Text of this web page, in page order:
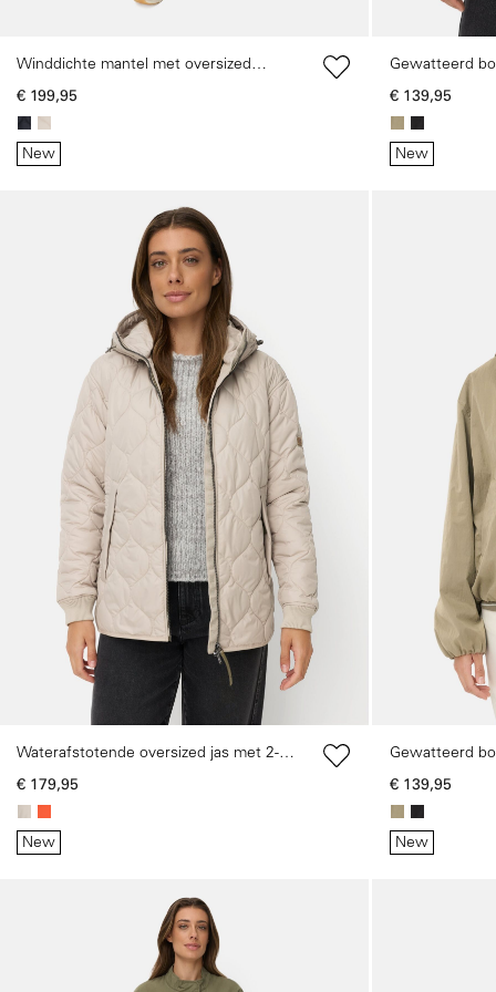
Winddichte mantel met oversized
pasvorm
€ 199,95
New
Gewatteerd
pasvorm
€ 139,95
New
Waterafstotende oversized jas met 2-
wegs ritssluiting
€ 179,95
New
Gewatteerd
pasvorm
€ 139,95
New